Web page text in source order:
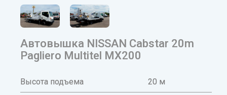
Автовышка NISSAN Cabstar 20m
Pagliero Multitel MX200
Высота подъема 20 м